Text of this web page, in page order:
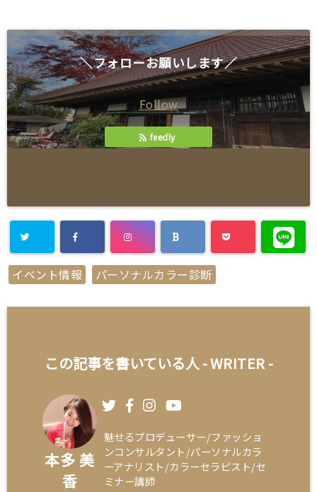
＼フォローお願いします／
Follow
feedly
イベント情報 パーソナルカラー診断
この記事を書いている人 -WRITER -
本多 美
香
魅せるプロデューサー/ファッショ
ンコンサルタント/パーソナルカラ
ーアナリスト/カラーセラピスト/セ
ミナー講師